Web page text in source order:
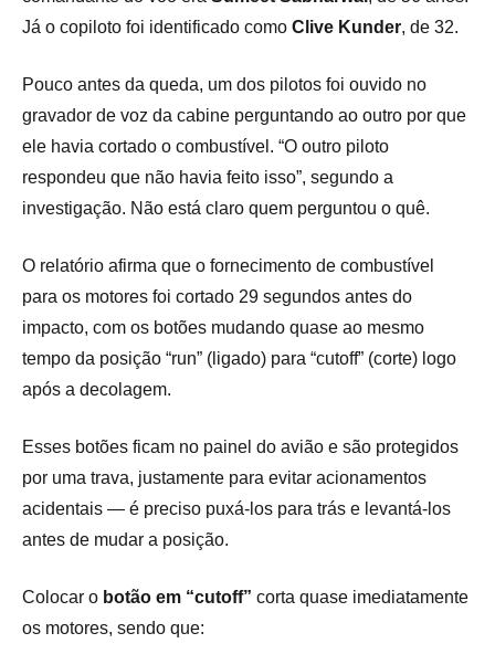
Já o copiloto foi identificado como Clive Kunder, de 32.
Pouco antes da queda, um dos pilotos foi ouvido no
gravador de voz da cabine perguntando ao outro por que
ele havia cortado o combustível. “O outro piloto
respondeu que não havia feito isso”, segundo a
investigação. Não está claro quem perguntou o quê.
O relatório afirma que o fornecimento de combustível
para os motores foi cortado 29 segundos antes do
impacto, com os botões mudando quase ao mesmo
tempo da posição “run” (ligado) para “cutoff” (corte) logo
após a decolagem.
Esses botões ficam no painel do avião e são protegidos
por uma trava, justamente para evitar acionamentos
acidentais — é preciso puxá-los para trás e levantá-los
antes de mudar a posição.
Colocar o botão em “cutoff” corta quase imediatamente
os motores, sendo que: